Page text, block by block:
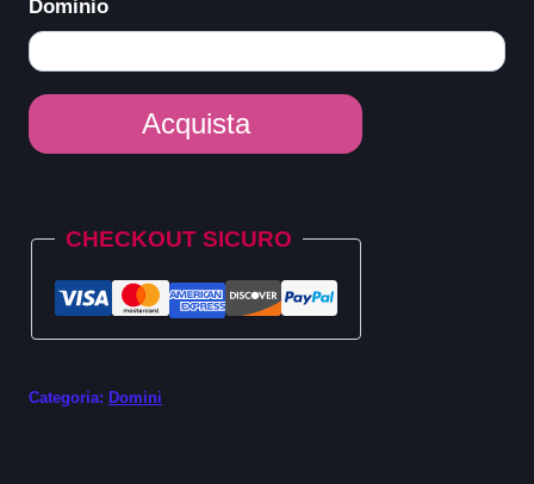
Dominio
Dominio
.photos
Acquista
CHECKOUT SICURO
Categoria: Domini